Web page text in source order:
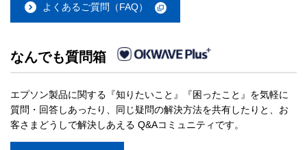
よくあるご質問（FAQ）
なんでも質問箱
エプソン製品に関する『知りたいこと』『困ったこと』を気軽に
質問・回答しあったり、同じ疑問の解決方法を共有したりと、お
客さまどうしで解決しあえる Q&Aコミュニティです。